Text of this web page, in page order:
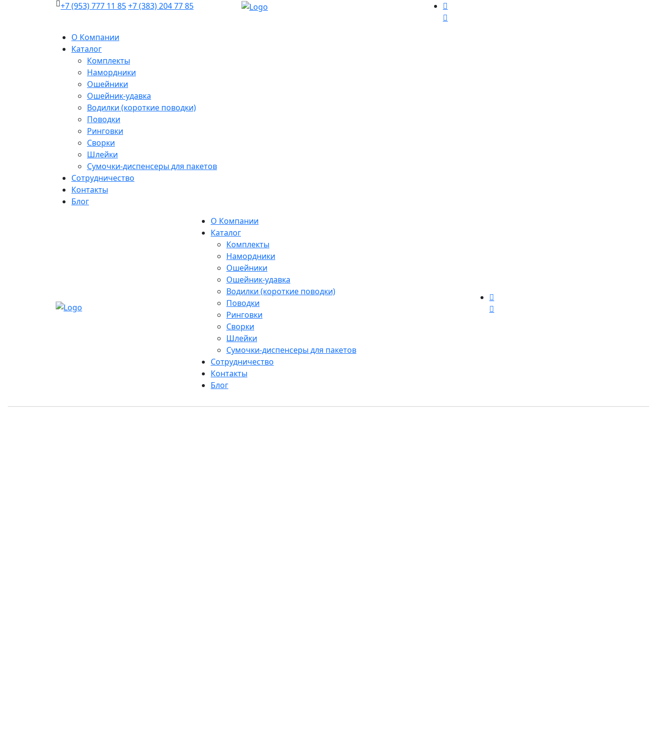
+7 (953) 777 11 85+7 (383) 204 77 85
О Компании
Каталог
Комплекты
Намордники
Ошейники
Ошейник-удавка
Водилки (короткие поводки)
Поводки
Ринговки
Сворки
Шлейки
Сумочки-диспенсеры для пакетов
Сотрудничество
Контакты
Блог
О Компании
Каталог
Комплекты
Намордники
Ошейники
Ошейник-удавка
Водилки (короткие поводки)
Поводки
Ринговки
Сворки
Шлейки
Сумочки-диспенсеры для пакетов
Сотрудничество
Контакты
Блог